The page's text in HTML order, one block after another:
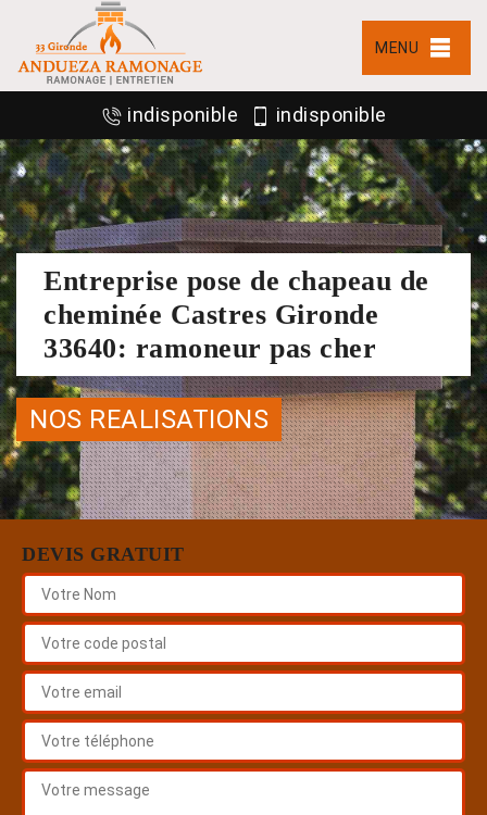
MENU
indisponible indisponible
Entreprise pose de chapeau de
cheminée Castres Gironde
33640: ramoneur pas cher
NOS REALISATIONS
DEVIS GRATUIT